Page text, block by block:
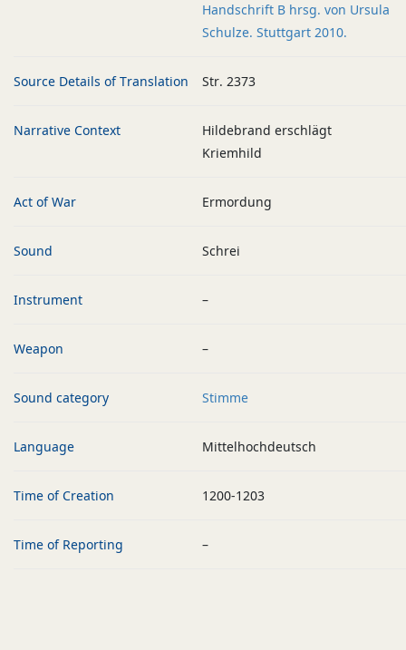
Handschrift B hrsg. von Ursula
Schulze. Stuttgart 2010.
Source Details of Translation Str. 2373
Narrative Context
Hildebrand erschlägt
Kriemhild
Act of War Ermordung
Sound Schrei
Instrument –
Weapon –
Sound category Stimme
Language Mittelhochdeutsch
Time of Creation 1200-1203
Time of Reporting –